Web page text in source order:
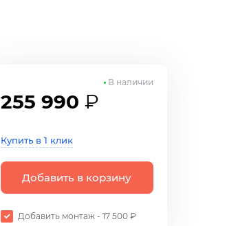
255 990 ₽
Купить в 1 клик
Добавить в корзину
Добавить монтаж - 17 500 ₽
В наличии